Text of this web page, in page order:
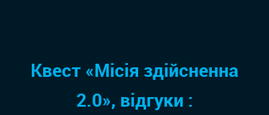
Квест «Місія здійсненна
2.0», відгуки :